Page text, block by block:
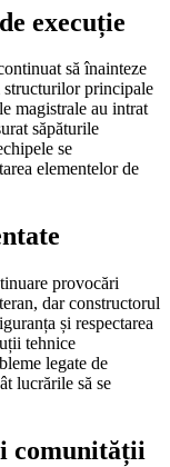
execuție
să înainteze
structurilor principale
magistrale au intrat
săpăturile
se
elementelor de
provocări
dar constructorul
și respectarea
tehnice
legate de
lucrările să se
comunității